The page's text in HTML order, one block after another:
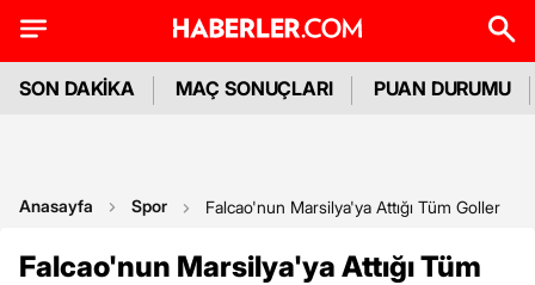
SON DAKİKA MAÇ SONUÇLARI PUAN DURUMU
Anasayfa Spor Falcao'nun Marsilya'ya Attığı Tüm Goller
Falcao'nun Marsilya'ya Attığı Tüm